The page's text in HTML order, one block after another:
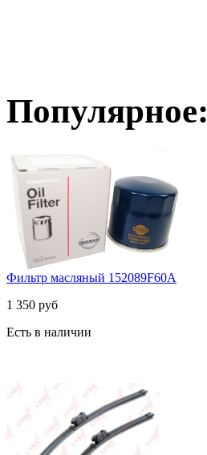
Популярное:
Стекло кузовное глухое правое
TOYOTA COROLLAVERSO
627100F020
3 990 руб